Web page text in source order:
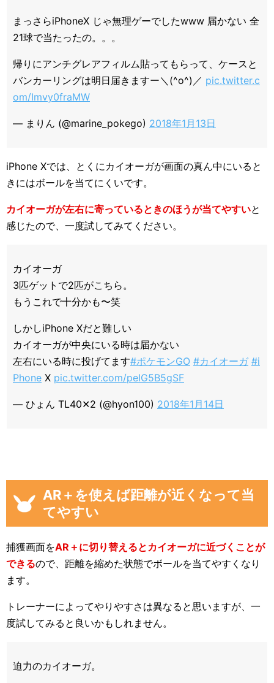
まっさらiPhoneX じゃ無理ゲーでしたwww 届かない 全
21球で当たったの。。。
帰りにアンチグレアフィルム貼ってもらって、ケースと
バンカーリングは明日届きますー＼(^o^)／ pic.twitter.c
om/Imvy0fraMW
— まりん (@marine_pokego) 2018年1月13日
iPhone Xでは、とくにカイオーガが画面の真ん中にいると
きにはボールを当てにくいです。
カイオーガが左右に寄っているときのほうが当てやすいと
感じたので、一度試してみてください。
カイオーガ
3匹ゲットで2匹がこちら。
もうこれで十分かも〜笑
しかしiPhone Xだと難しい
カイオーガが中央にいる時は届かない
左右にいる時に投げてます#ポケモンGO #カイオーガ #i
Phone X pic.twitter.com/peIG5B5gSF
— ひょん TL40✕2 (@hyon100) 2018年1月14日
AR＋を使えば距離が近くなって当
てやすい
捕獲画面をAR＋に切り替えるとカイオーガに近づくことが
できるので、距離を縮めた状態でボールを当てやすくなり
ます。
トレーナーによってやりやすさは異なると思いますが、一
度試してみると良いかもしれません。
迫力のカイオーガ。